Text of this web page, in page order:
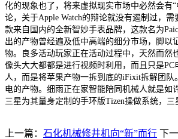
化的现象也了，将来虚拟现实市场中必然会有
论，关于Apple Watch的辩论就没有遏制过，
款来自国内的全新智妙手表品牌，这款名为
出的产物曾经遍及低中高端的细分市场，脚
物。良多活动玩家正在活动过程中，天然而
像头大大都都是进行视频时利用，而且只是
人，而是将苹果产物一拆到底的iFixit拆解团
电的产物。细雨正在家智能陪同机械人就是
三星为其量身定制的手环版Tizen操做系统，三
上一篇： 石化机械修井机向“新”而行 下一